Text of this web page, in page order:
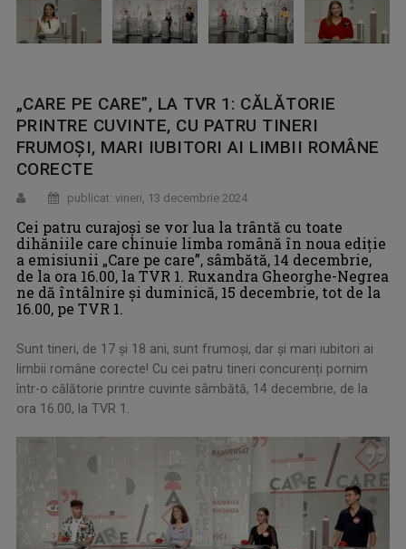
„CARE PE CARE”, LA TVR 1: CĂLĂTORIE
PRINTRE CUVINTE, CU PATRU TINERI
FRUMOȘI, MARI IUBITORI AI LIMBII ROMÂNE
CORECTE
publicat: vineri, 13 decembrie 2024
Cei patru curajoși se vor lua la trântă cu toate
dihăniile care chinuie limba română în noua ediţie
a emisiunii „Care pe care”, sâmbătă, 14 decembrie,
de la ora 16.00, la TVR 1. Ruxandra Gheorghe-Negrea
ne dă întâlnire şi duminică, 15 decembrie, tot de la
16.00, pe TVR 1.
Sunt tineri, de 17 și 18 ani, sunt frumoşi, dar şi mari iubitori ai
limbii române corecte! Cu cei patru tineri concurenți pornim
într-o călătorie printre cuvinte sâmbătă, 14 decembrie, de la
ora 16.00, la TVR 1.